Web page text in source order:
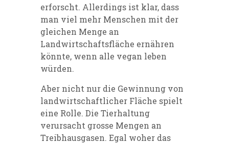
erforscht. Allerdings ist klar, dass
man viel mehr Menschen mit der
gleichen Menge an
Landwirtschaftsfläche ernähren
könnte, wenn alle vegan leben
würden.
Aber nicht nur die Gewinnung von
landwirtschaftlicher Fläche spielt
eine Rolle. Die Tierhaltung
verursacht grosse Mengen an
Treibhausgasen. Egal woher das